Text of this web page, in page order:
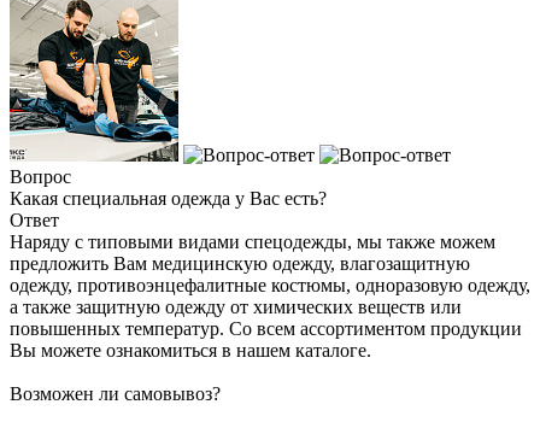
Вопрос
Какая специальная одежда у Вас есть?
Ответ
Наряду с типовыми видами спецодежды, мы также можем
предложить Вам медицинскую одежду, влагозащитную
одежду, противоэнцефалитные костюмы, одноразовую одежду,
а также защитную одежду от химических веществ или
повышенных температур. Со всем ассортиментом продукции
Вы можете ознакомиться в нашем каталоге.
Возможен ли самовывоз?